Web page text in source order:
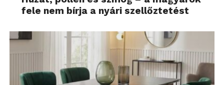
fele nem bírja a nyári szellőztetést